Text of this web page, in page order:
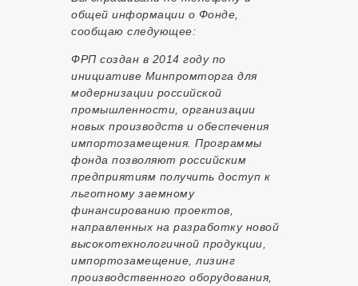
общей информации о Фонде,
сообщаю следующее:
ФРП создан в 2014 году по
инициативе Минпромторга для
модернизации российской
промышленности, организации
новых производств и обеспечения
импортозамещения. Программы
фонда позволяют российским
предприятиям получить доступ к
льготному заемному
финансированию проектов,
направленных на разработку новой
высокотехнологичной продукции,
импортозамещение, лизинг
производственного оборудования,